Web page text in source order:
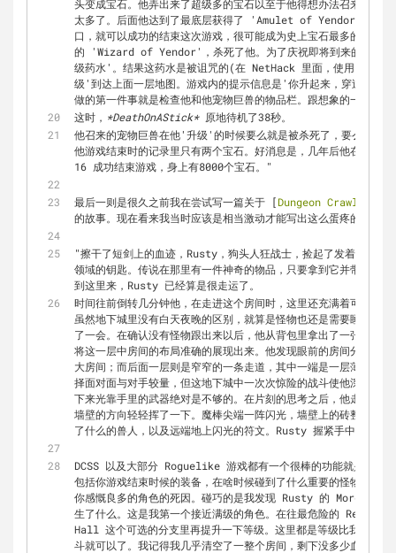
头变成宝石。他弄出来了超级多的宝石以至于他得想办法召来宠物
太多了。后面他达到了最底层获得了 'Amulet of Yendor'，返回
口，就可以成功的结束这次游戏，很可能成为史上宝石最多的成功
的 'Wizard of Yendor'，杀死了他。为了庆祝即将到来的胜利他
级药水'。结果这药水是被诅咒的(在 NetHack 里面，使用了被诅
级'到达上面一层地图。游戏内的提示信息是'你升起来，穿过了
做的第一件事就是检查他和他宠物巨兽的物品栏。跟想象的一样，
这时， *DeathOnAStick* 原地待机了38秒。
他召来的宠物巨兽在他'升级'的时候要么就是被杀死了，要么就是
他游戏结束时的记录里只有两个宝石。好消息是，几年后他在一
16 成功结束游戏，身上有8000个宝石。"
最后一则是很久之前我在尝试写一篇关于 [Dungeon Crawl
的故事。现在看来我当时应该是相当激动才能写出这么蛋疼的东西：
"擦干了短剑上的血迹，Rusty，狗头人狂战士，捡起了发着银光
领域的钥匙。传说在那里有一件神奇的物品，只要拿到它并带回地
到这里来，Rusty 已经算是很走运了。
时间往前倒转几分钟他，在走进这个房间时，这里还充满着可怕的
虽然地下城里没有白天夜晚的区别，就算是怪物也还是需要睡眠的
了一会。在确认没有怪物跟出来以后，他从背包里拿出了一张卷轴
将这一层中房间的布局准确的展现出来。他发现眼前的房间分为两
大房间；而后面一层则是窄窄的一条走道，其中一端是一层薄薄的
择面对面与对手较量，但这地下城中一次次惊险的战斗使他深刻的
下来光靠手里的武器绝对是不够的。在片刻的思考之后，他走到那
墙壁的方向轻轻挥了一下。魔棒尖端一阵闪光，墙壁上的砖整齐的
了什么的兽人，以及远端地上闪光的符文。Rusty 握紧手中的短
DCSS 以及大部分 Roguelike 游戏都有一个很棒的功能就是会给
包括你游戏结束时候的装备，在啥时候碰到了什么重要的怪物，什
你感慨良多的角色的死因。碰巧的是我发现 Rusty 的 Morgue 还
生了什么。这是我第一个接近满级的角色。在往最危险的 Realm
Hall 这个可选的分支里再提升一下等级。这里都是等级比我低很
斗就可以了。我记得我几乎清空了一整个房间，剩下没多少血，长